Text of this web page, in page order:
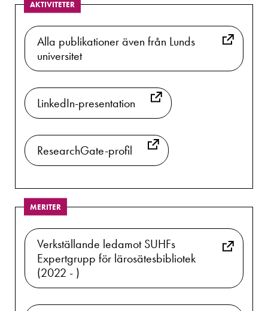
AKTIVITETER
Alla publikationer även från Lunds
universitet
LinkedIn-presentation
ResearchGate-profil
MERITER
Verkställande ledamot SUHFs
Expertgrupp för lärosätesbibliotek
(2022 - )